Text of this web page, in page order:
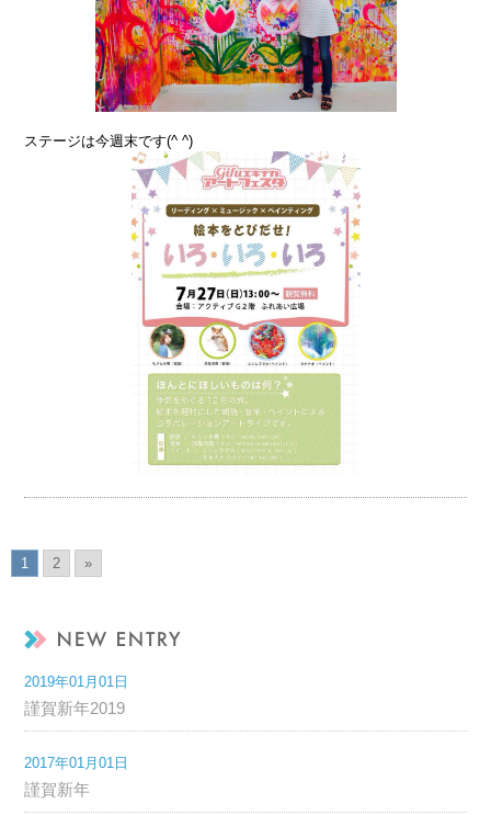
ステージは今週末です(^ ^)
1 2 »
2019年01月01日
謹賀新年2019
2017年01月01日
謹賀新年